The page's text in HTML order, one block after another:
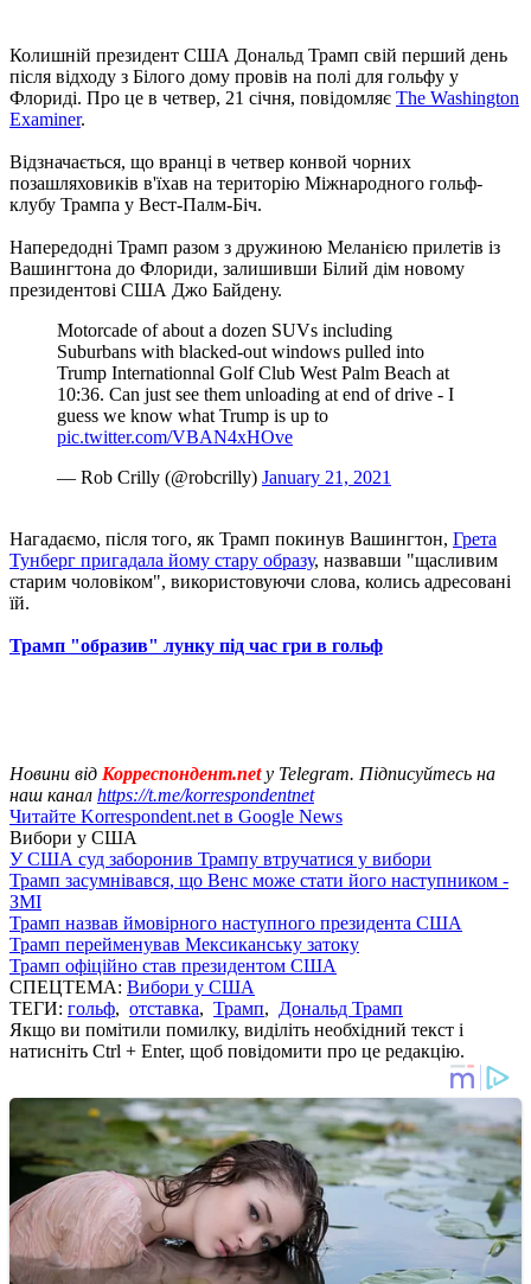
Колишній президент США Дональд Трамп свій перший день
після відходу з Білого дому провів на полі для гольфу у
Флориді. Про це в четвер, 21 січня, повідомляє The Washington
Examiner.
Відзначається, що вранці в четвер конвой чорних
позашляховиків в'їхав на територію Міжнародного гольф-
клубу Трампа у Вест-Палм-Біч.
Напередодні Трамп разом з дружиною Меланією прилетів із
Вашингтона до Флориди, залишивши Білий дім новому
президентові США Джо Байдену.
Motorcade of about a dozen SUVs including
Suburbans with blacked-out windows pulled into
Trump Internationnal Golf Club West Palm Beach at
10:36. Can just see them unloading at end of drive - I
guess we know what Trump is up to
pic.twitter.com/VBAN4xHOve
— Rob Crilly (@robcrilly) January 21, 2021
Нагадаємо, після того, як Трамп покинув Вашингтон, Грета
Тунберг пригадала йому стару образу, назвавши "щасливим
старим чоловіком", використовуючи слова, колись адресовані
їй.
Трамп "образив" лунку під час гри в гольф
Новини від Корреспондент.netу Telegram. Підписуйтесь на
наш канал https://t.me/korrespondentnet
Читайте Korrespondent.net в Google News
Вибори у США
У США суд заборонив Трампу втручатися у вибори
Трамп засумнівався, що Венс може стати його наступником -
ЗМІ
Трамп назвав ймовірного наступного президента США
Трамп перейменував Мексиканську затоку
Трамп офіційно став президентом США
СПЕЦТЕМА: Вибори у США
ТЕГИ: гольф, отставка, Трамп, Дональд Трамп
Якщо ви помітили помилку, виділіть необхідний текст і
натисніть Ctrl + Enter, щоб повідомити про це редакцію.